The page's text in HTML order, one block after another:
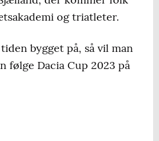
og triatleter.
bygget på, så vil man
følge Dacia Cup 2023 på